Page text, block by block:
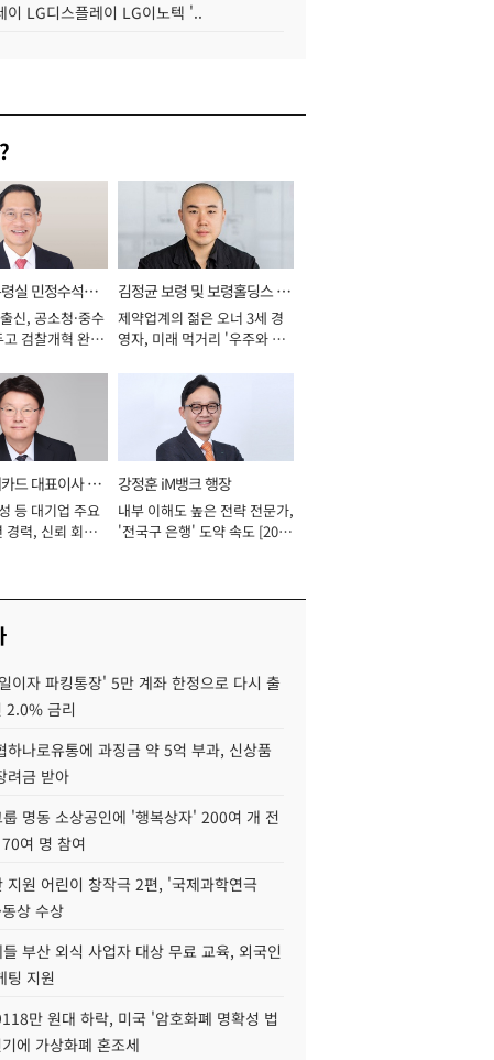
이 LG디스플레이 LG이노텍 '..
실 민정수석비
신, 공소청·중수
검찰개혁 완수
김정균 보령 및 보령홀딩스 대
표이사 사장
제약업계의 젊은 오너 3세 경
영자, 미래 먹거리 '우주와 헬
드 대표이사 사
등 대기업 주요
경력, 신뢰 회복
강정훈 iM뱅크 행장
내부 이해도 높은 전략 전문가,
'전국구 은행' 도약 속도 [2026
이자 파킹통장' 5만 계좌 한정으로 다시 출
2.0% 금리
하나로유통에 과징금 약 5억 부과, 신상품
려금 받아
명동 소상공인에 '행복상자' 200여 개 전
여 명 참여
지원 어린이 창작극 2편, '국제과학연극
상 수상
부산 외식 사업자 대상 무료 교육, 외국인
팅 지원
만 원대 하락, 미국 '암호화폐 명확성 법
에 가상화폐 혼조세